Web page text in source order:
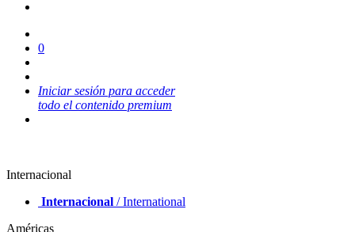
0
Iniciar sesión para acceder
todo el contenido premium
Internacional
Internacional / International
Américas